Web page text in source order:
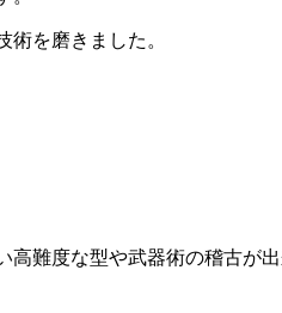
を磨きました。
難度な型や武器術の稽古が出